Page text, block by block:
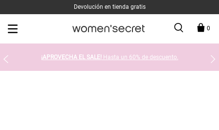
Devolución en tienda gratis
0
¡APROVECHA EL SALE! Hasta un 60% de descuento.